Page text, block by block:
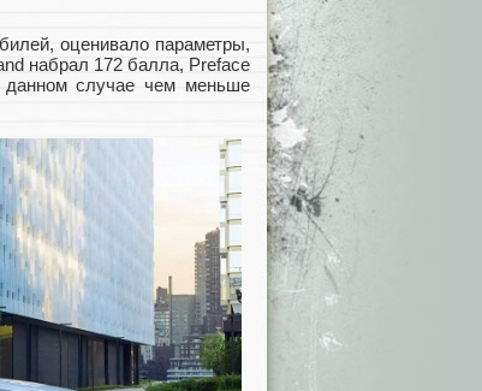
оценивало параметры,
набрал 172 балла, Preface
случае чем меньше